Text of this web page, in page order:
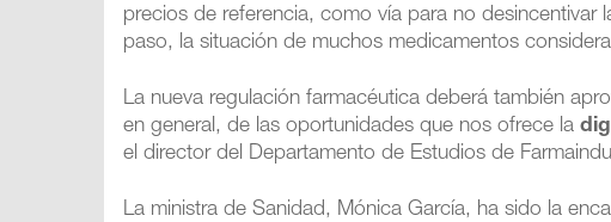
precios de referencia, como vía para no desincentivar
paso, la situación de muchos medicamentos
La nueva regulación farmacéutica deberá también
en general, de las oportunidades que nos ofrece la
el director del Departamento de Estudios de
La ministra de Sanidad, Mónica García, ha sido la